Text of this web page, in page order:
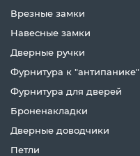
Врезные замки
Навесные замки
Дверные ручки
Фурнитура к "антипанике"
Фурнитура для дверей
Броненакладки
Дверные доводчики
Петли